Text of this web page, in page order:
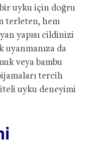
uyku için doğru
terleten, hem
yapısı cildinizi
uyanmanıza da
veya bambu
tercih
uyku deneyimi